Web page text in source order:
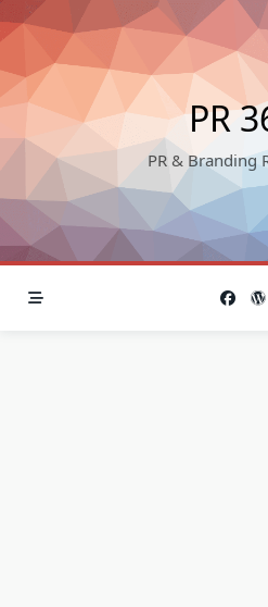
Skip
to
content
PR
PR & Branding